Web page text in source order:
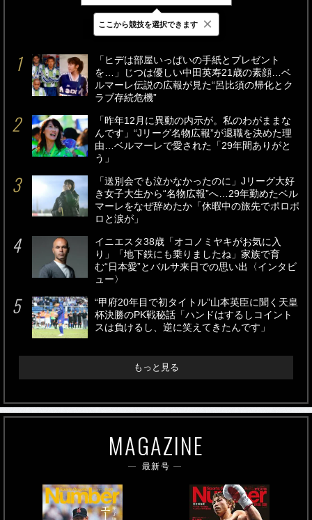
最新 24時間 週間
「ヒデは部屋いっぱいの手紙とプレゼント
を…」じつは優しい中田英寿21歳の素顔…ベ
ルマーレ伝説の広報が見た“呂比須の帰化とク
ラブ存続危機”
「昨年12月に異動の内示が。私のわがままな
んです」“Jリーグ名物広報”が退職を決めた理
由…ベルマーレで愛された「29年間ありがと
う」
「送別会でも泣かなかったのに」Jリーグ大好
き女子大生から“名物広報”へ…29年勤めたベル
マーレをなぜ辞めたか「休暇中の旅先でポロポ
ロと涙が」
イニエスタ38歳「オコノミヤキがお気に入
り」「地下鉄にも乗りましたね」家族で育
む“日本愛”とバルサ来日での思い出〈インタビ
ュー〉
“甲府20年目で初タイトル”山本英臣に聞く天皇
杯決勝のPK戦秘話「ハンドはするしコイント
スは負けるし、逆に笑えてきたんです」
もっと見る
MAGAZINE
最新号
ここから競技を選択できます ×